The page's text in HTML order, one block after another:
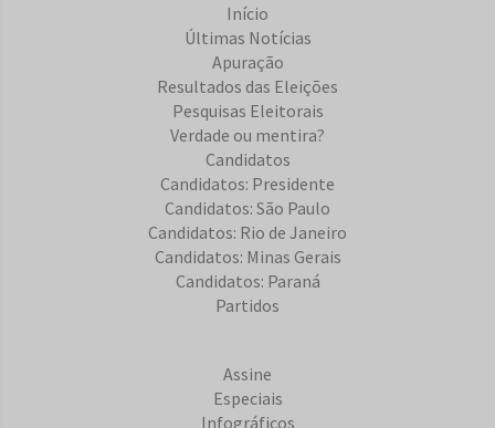
Início
Últimas Notícias
Apuração
Resultados das Eleições
Pesquisas Eleitorais
Verdade ou mentira?
Candidatos
Candidatos: Presidente
Candidatos: São Paulo
Candidatos: Rio de Janeiro
Candidatos: Minas Gerais
Candidatos: Paraná
Partidos
Assine
Especiais
Infográficos